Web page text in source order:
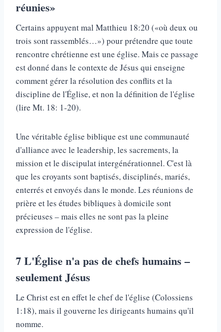
réunies»
Certains appuyent mal Matthieu 18:20 («où deux ou
trois sont rassemblés…») pour prétendre que toute
rencontre chrétienne est une église. Mais ce passage
est donné dans le contexte de Jésus qui enseigne
comment gérer la résolution des conflits et la
discipline de l'Église, et non la définition de l'église
(lire Mt. 18: 1-20).
Une véritable église biblique est une communauté
d'alliance avec le leadership, les sacrements, la
mission et le discipulat intergénérationnel. C'est là
que les croyants sont baptisés, disciplinés, mariés,
enterrés et envoyés dans le monde. Les réunions de
prière et les études bibliques à domicile sont
précieuses – mais elles ne sont pas la pleine
expression de l'église.
7L'Église n'a pas de chefs humains –
seulement Jésus
Le Christ est en effet le chef de l'église (Colossiens
1:18), mais il gouverne les dirigeants humains qu'il
nomme.